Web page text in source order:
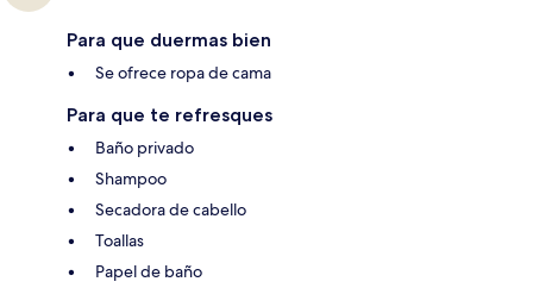
Para que duermas bien
Se ofrece ropa de cama
Para que te refresques
Baño privado
Shampoo
Secadora de cabello
Toallas
Papel de baño